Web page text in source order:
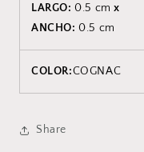
LARGO:0.5 cmx
ANCHO: 0.5 cm
COLOR:COGNAC
Share